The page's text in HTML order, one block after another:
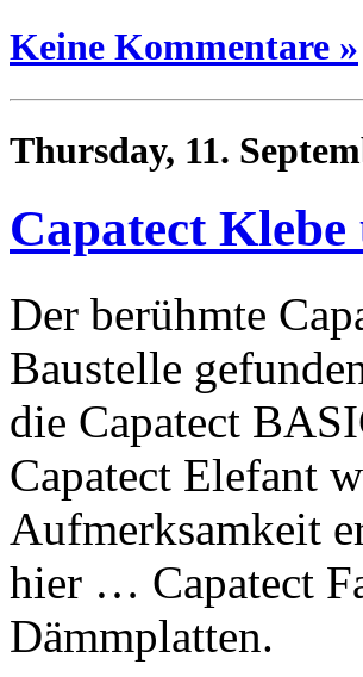
Keine Kommentare »
Thursday, 11.
Capatect Klebe
Der berühmte
Baustelle
die Capatect
Capatect Elefant
Aufmerksamkeit
hier … Capatect
Dämmplatten.